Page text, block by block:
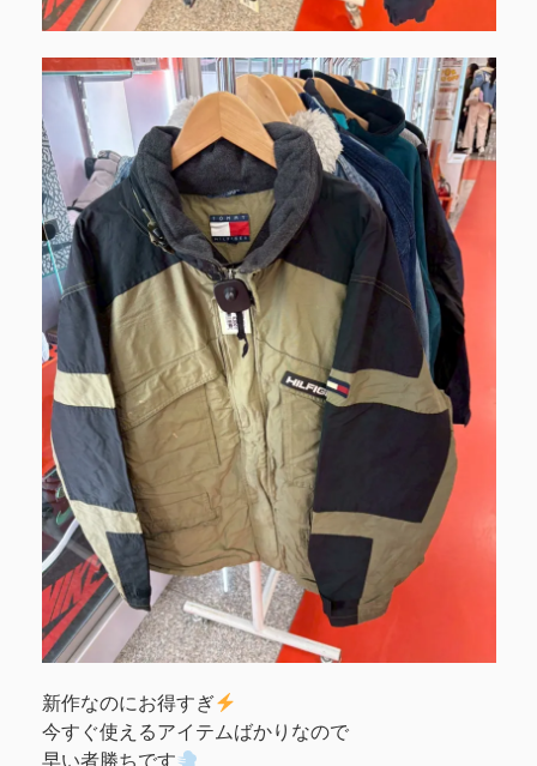
新作なのにお得すぎ
今すぐ使えるアイテムばかりなので
早い者勝ちです